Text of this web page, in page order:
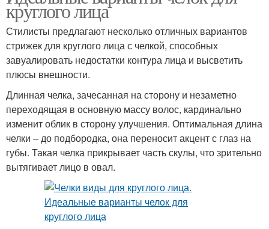
круглого лица
Стилисты предлагают несколько отличных вариантов
стрижек для круглого лица с челкой, способных
завуалировать недостатки контура лица и высветить
плюсы внешности.
Длинная челка, зачесанная на сторону и незаметно
переходящая в основную массу волос, кардинально
изменит облик в сторону улучшения. Оптимальная длина
челки – до подбородка, она переносит акцент с глаз на
губы. Такая челка прикрывает часть скулы, что зрительно
вытягивает лицо в овал.